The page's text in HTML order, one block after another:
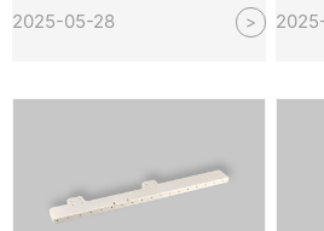
2025-05-28 >